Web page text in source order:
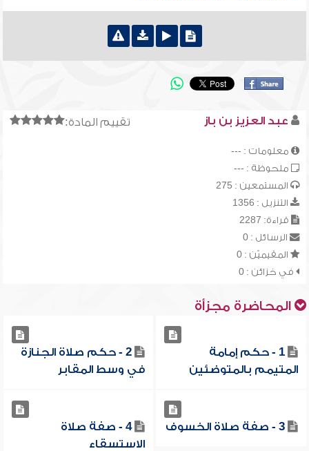
تقييم المادة: عبد العزيز بن باز
معلومات : ---
ملحوظة : ---
المستمعين : 275
التنزيل : 1356
قراءة: 2287
الرسائل : 0
المقيميّن : 0
في خزائن : 0
المحاضرة مجزأة
1 - حكم إمامة
المتيمم بالمتوضئين
2 - حكم صلاة الجنازة
في وسط المقابر
3 - صفة صلاة الخسوف
4 - صفة صلاة
الاستسقاء